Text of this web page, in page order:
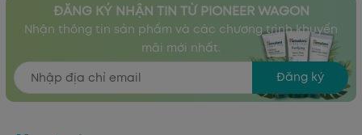
ĐĂNG KÝ NHẬN TIN TỪ PIONEER WAGON
Nhận thông tin sản phẩm và các chương trình khuyến
mãi mới nhất.
Đăng ký